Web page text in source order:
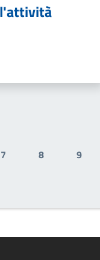
Pagina
7
Pagina
8
Pagina
9